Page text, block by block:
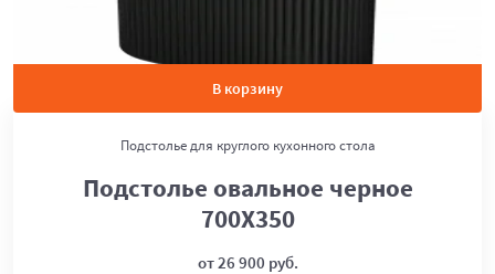
В корзину
Подстолье для круглого кухонного стола
Подстолье овальное черное
700Х350
от 26 900 руб.